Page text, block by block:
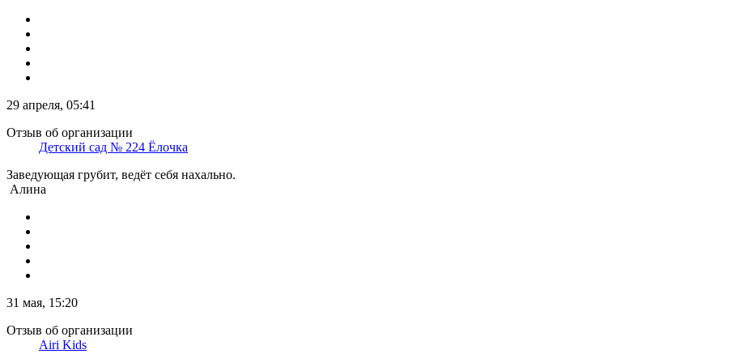
29 апреля, 05:41
Отзыв об организации
Детский сад № 224 Ёлочка
Заведующая грубит, ведёт себя нахально.
Алина
31 мая, 15:20
Отзыв об организации
Airi Kids